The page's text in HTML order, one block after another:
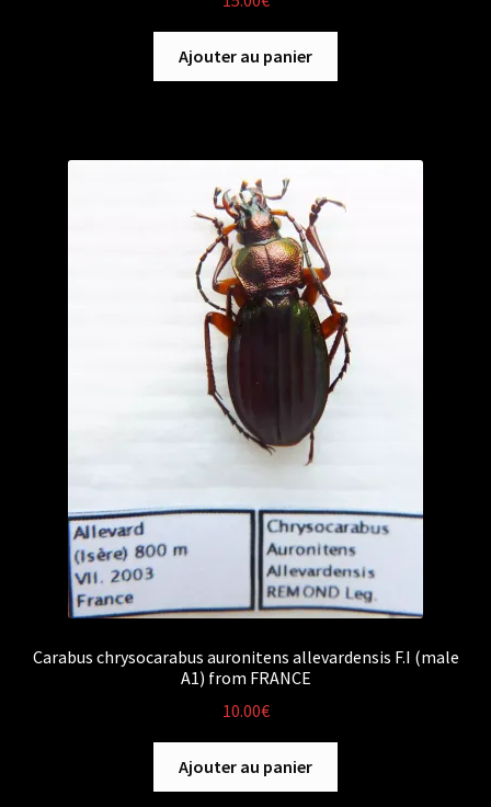
Ajouter au panier
Carabus chrysocarabus auronitens allevardensis F.I (male
A1) from FRANCE
10.00€
Ajouter au panier